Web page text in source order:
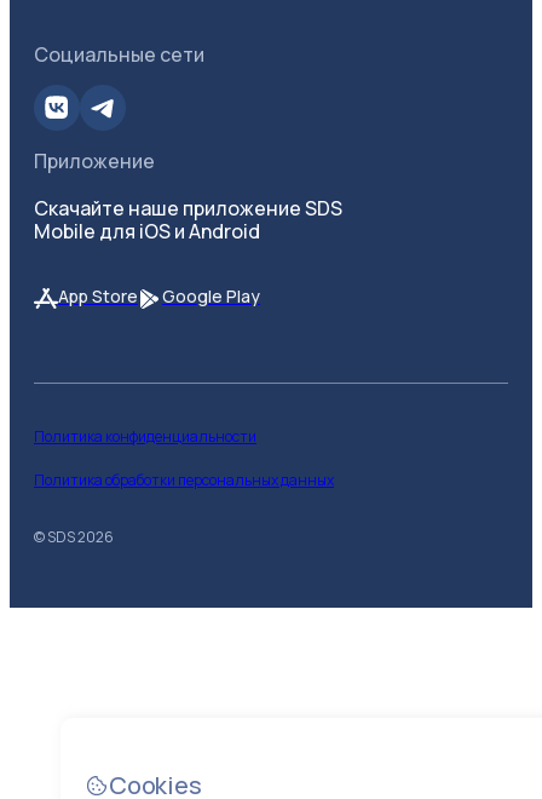
Социальные сети
Приложение
Скачайте наше приложение SDS
Mobile для iOS и Android
App Store Google Play
© SDS2026
Политика конфиденциальности
Политика обработки персональных данных
Cookies